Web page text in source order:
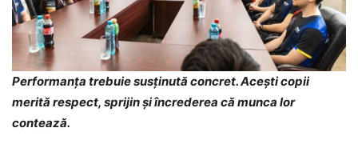
Performanța trebuie susținută concret. Acești copii
merită respect, sprijin și încrederea că munca lor
contează.